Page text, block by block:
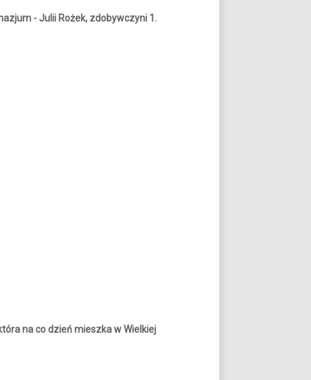
- Julii Rożek, zdobywczyni 1.
na co dzień mieszka w Wielkiej